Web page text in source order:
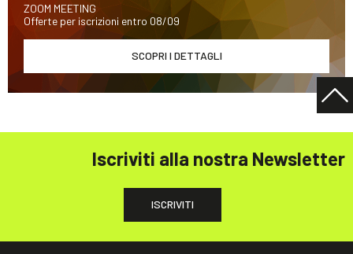
ZOOM MEETING
Offerte per iscrizioni entro 08/09
SCOPRI I DETTAGLI
Iscriviti alla nostra Newsletter
ISCRIVITI